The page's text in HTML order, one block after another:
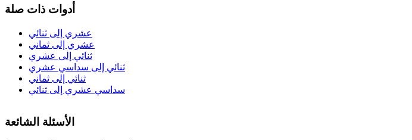
أدوات ذات صلة
عشري إلى ثنائي
عشري إلى ثماني
ثنائي إلى عشري
ثنائي إلى سداسي عشري
ثنائي إلى ثماني
سداسي عشري إلى ثنائي
الأسئلة الشائعة